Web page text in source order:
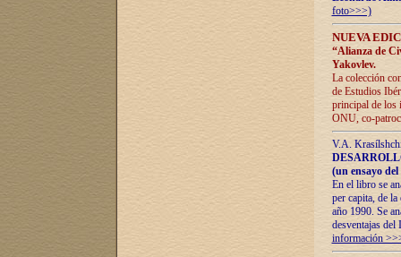
foto>>>)
NUEVA
“Alianza de
Yakovlev.
La colección
de Estudios
principal de los
ONU, co-
V.A.
(un ensayo
En el libro se
per capita, de
año 1990. Se
desventajas
información